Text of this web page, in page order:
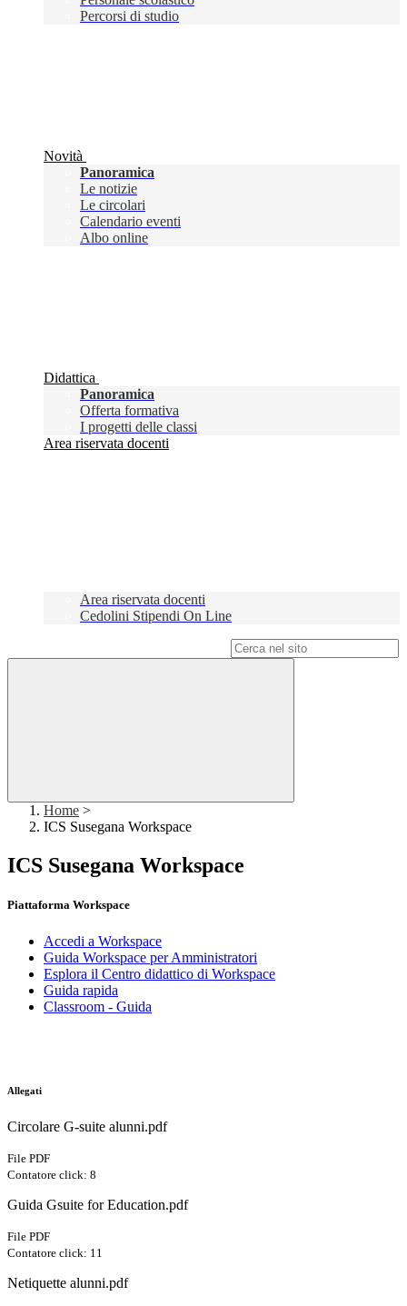
Percorsi di studio
Novità
Panoramica
Le notizie
Le circolari
Calendario eventi
Albo online
Didattica
Panoramica
Offerta formativa
I progetti delle classi
Area riservata docenti
Area riservata docenti
Cedolini Stipendi On Line
Home >
ICS Susegana Workspace
ICS Susegana Workspace
Piattaforma Workspace
Accedi a Workspace
Guida Workspace per Amministratori
Esplora il Centro didattico di Workspace
Guida rapida
Classroom - Guida
Allegati
Circolare G-suite alunni.pdf
File PDF
Contatore click: 8
Guida Gsuite for Education.pdf
File PDF
Contatore click: 11
Netiquette alunni.pdf